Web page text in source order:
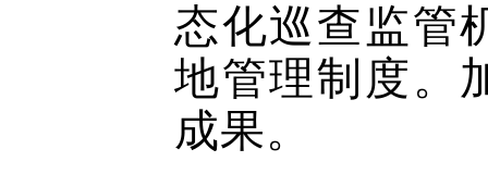
态化巡查监管
地管理制度。
成果。